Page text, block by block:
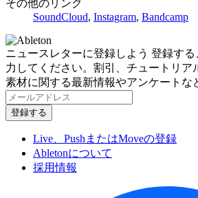
その他のリンク
SoundCloud, Instagram, Bandcamp
ニュースレターに登録しよう 登録する
力してください。割引、チュートリア
素材に関する最新情報やアンケートな
Live、PushまたはMoveの登録
Abletonについて
採用情報